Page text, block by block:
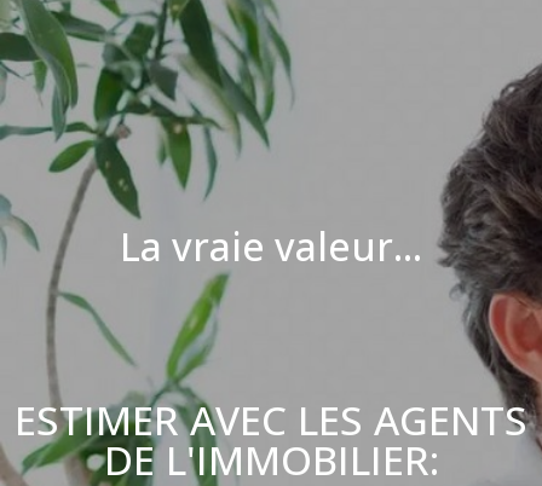
La vraie valeur...
ESTIMER AVEC LES AGENTS
DE L'IMMOBILIER: